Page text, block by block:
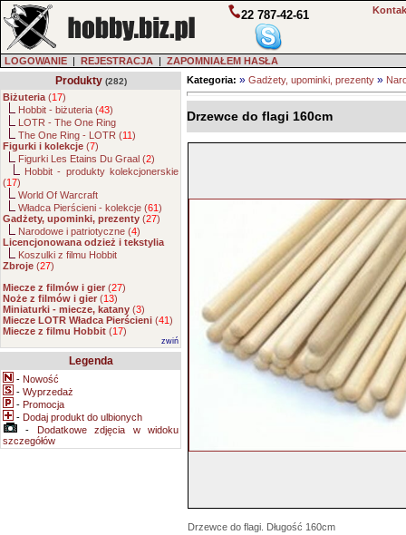
22 787-42-61
LOGOWANIE | REJESTRACJA | ZAPOMNIAŁEM HASŁA
Produkty (282)
Biżuteria (17)
Hobbit - biżuteria (43)
LOTR - The One Ring
The One Ring - LOTR (11)
Figurki i kolekcje (7)
Figurki Les Etains Du Graal (2)
Hobbit - produkty kolekcjonerskie
(17)
World Of Warcraft
Władca Pierścieni - kolekcje (61)
Gadżety, upominki, prezenty (27)
Narodowe i patriotyczne (4)
Licencjonowana odzież i tekstylia
Koszulki z filmu Hobbit
Zbroje (27)
Miecze z filmów i gier (27)
Noże z filmów i gier (13)
Miniaturki - miecze, katany (3)
Miecze LOTR Władca Pierścieni (41)
Miecze z filmu Hobbit (17)
zwiń
Legenda
- Nowość
- Wyprzedaż
- Promocja
- Dodaj produkt do ulbionych
- Dodatkowe zdjęcia w widoku
szczegółów
Kategoria: » Gadżety, upominki, prezenty »
Drzewce do flagi 160cm
Drzewce do flagi. Długość 160cm